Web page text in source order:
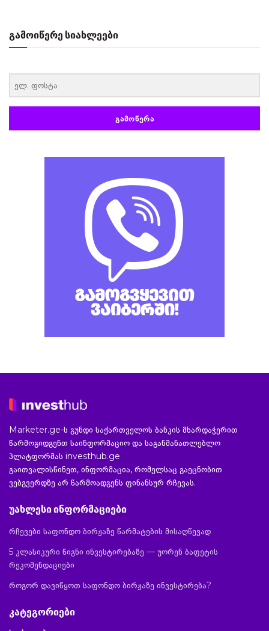
გამოიწერე სიახლეები
ᲒᲐᲛᲝᲬᲔᲠᲐ
Marketer.ge-ს გუნდი საქართველოს ბანკის მხარდაჭერით
წარმოგიდგენთ საინფორმაციო და საგანმანათლებლო
პლატფორმას investhub.ge
გაითვალისწინეთ, ინფორმაცია, რომელსაც გაეცნობით
ვებგვერდზე არ წარმოადგენს ფინანსურ რჩევას.
უახლესი ინფორმაციები
რჩევები საფონდო ბირჟაზე წარმატების მისაღწევად
5 კლასიკური წიგნი ინვესტირებაზე — უორენ ბაფეტის
რეკომენდაციები
როგორ დავიწყოთ საფონდო ბირჟაზე ინვესტირება?
კატეგორიები